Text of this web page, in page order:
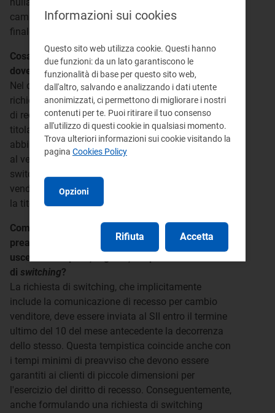
cambio venditore ricevuta direttamente dal cliente
finale.
Cosa succede se per qualche motivo non si
dovesse concretizzare unoswitching?
Nel caso in cui non dovesse concretizzarsi la
richiesta di switching abbinata alla comunicazione
di recesso, il POD/PDR continua a rimanere nella
titolarità del venditore uscente. Nei casi in cui il SII
abbia già notificato il recesso per cambio venditore
al venditore uscente, l'annullamento dello
switching determina la rettifica del recesso: il
venditore uscente continuerà pertanto a mantenere
la titolarità del punto.
Come si conciliano il rispetto dei tempi minimi di
preavviso per l'invio del recesso al venditore
uscente con quelli, regolati, del processo
di switching?
La richiesta di switching, che implicitamente
include la comunicazione di recesso per cambio
venditore, deve essere inviata al SII entro il termine
ultimo del 10 del mese antecedente la decorrenza
dello stesso. Questa tempistica coincide anche con
i tempi minimi di preavviso che devono essere
garantiti ai clienti di piccole dimensioni per
l'esercizio del diritto di recesso. Conseguentemente,
anche formulando una richiesta di switching
Informazioni sui cookies
Questo sito web utilizza cookie. Questi hanno
due funzioni: da un lato garantiscono le
funzionalità di base per questo sito web,
dall'altro, salvando e analizzando i dati utente
anonimizzati, ci permettono di migliorare i nostri
contenuti per te. Puoi ritirare il tuo consenso
all'utilizzo di questi cookie in qualsiasi momento.
Trova ulteriori informazioni sui cookie visitando la
pagina Cookies Policy
Opzioni
Rifiuta Accetta